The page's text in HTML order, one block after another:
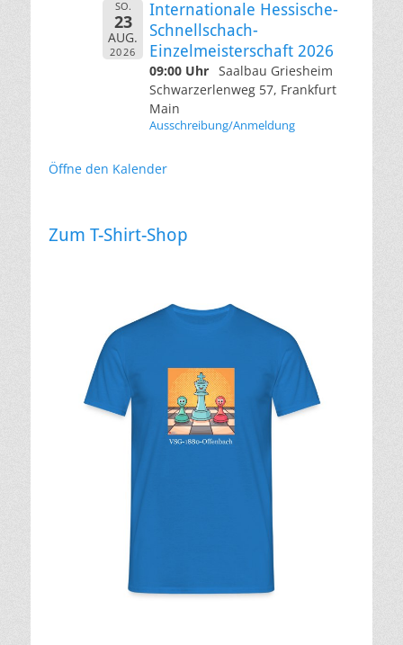
SO.
23
AUG.
2026
Internationale Hessische-
Schnellschach-
Einzelmeisterschaft 2026
09:00 Uhr Saalbau Griesheim
Schwarzerlenweg 57, Frankfurt
Main
Ausschreibung/Anmeldung
Öffne den Kalender
Zum T-Shirt-Shop